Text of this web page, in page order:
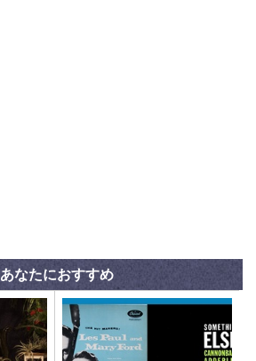
あなたにおすすめ